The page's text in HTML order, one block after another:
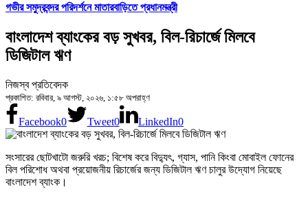
গভীর সমুদ্রবন্দর পরিদর্শনে মাতারবাড়িতে প্রধানমন্ত্রী
বাংলাদেশ ব্যাংকের বড় সুখবর, বিল-রিচার্জে মিলবে
ডিজিটাল ঋণ
নিজস্ব প্রতিবেদক
প্রকাশিত: রবিবার, ৯ আগস্ট, ২০২৬, ১:৫৮ অপরাহ্ণ
Facebook0 Tweet0 LinkedIn0
সংসারের ছোটখাটো জরুরি খরচ; বিশেষ করে বিদ্যুৎ, গ্যাস, পানি কিংবা মোবাইল ফোনের
বিল পরিশোধ অথবা প্রয়োজনীয় রিচার্জের জন্য ডিজিটাল ঋণ চালুর উদ্যোগ নিয়েছে
বাংলাদেশ ব্যাংক।